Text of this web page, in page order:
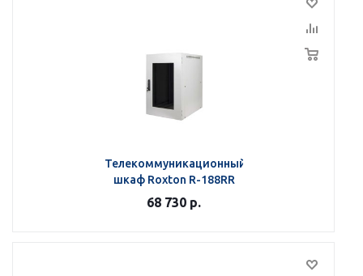
Телекоммуникационный
шкаф Roxton R-188RR
68 730 р.